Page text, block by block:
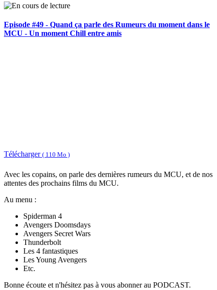
Episode #49 - Quand ça parle des Rumeurs du moment dans le
MCU - Un moment Chill entre amis
Télécharger ( 110 Mo )
Avec les copains, on parle des dernières rumeurs du MCU, et de nos
attentes des prochains films du MCU.
Au menu :
Spiderman 4
Avengers Doomsdays
Avengers Secret Wars
Thunderbolt
Les 4 fantastiques
Les Young Avengers
Etc.
Bonne écoute et n'hésitez pas à vous abonner au PODCAST.